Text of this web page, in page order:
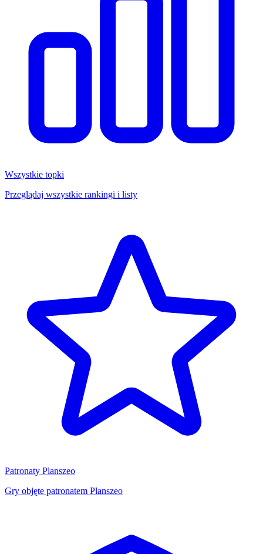
Wszystkie topki
Przeglądaj wszystkie rankingi i listy
Patronaty Planszeo
Gry objęte patronatem Planszeo